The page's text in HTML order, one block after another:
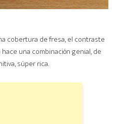
cobertura de fresa, el contraste
una combinación genial, de
súper rica.